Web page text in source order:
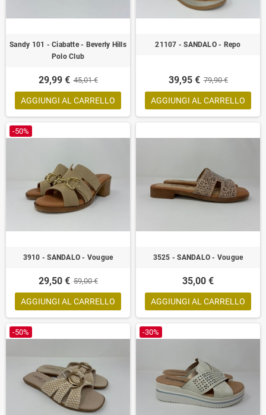
Sandy 101 - Ciabatte - Beverly Hills
Polo Club
29,99 € 45,01 €
AGGIUNGI AL CARRELLO
21107 - SANDALO - Repo
39,95 € 79,90 €
AGGIUNGI AL CARRELLO
-50%
3910 - SANDALO - Vougue
29,50 € 59,00 €
AGGIUNGI AL CARRELLO
3525 - SANDALO - Vougue
35,00 €
AGGIUNGI AL CARRELLO
-50% -30%